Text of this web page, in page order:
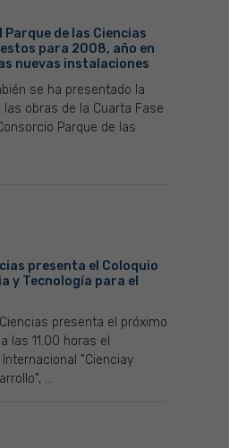
Parque de las Ciencias
para 2008, año en
nuevas instalaciones
se ha presentado la
obras de la Cuarta Fase
Parque de las
presenta el Coloquio
y Tecnología para el
presenta el próximo
las 11.00 horas el
"Cienciay
...